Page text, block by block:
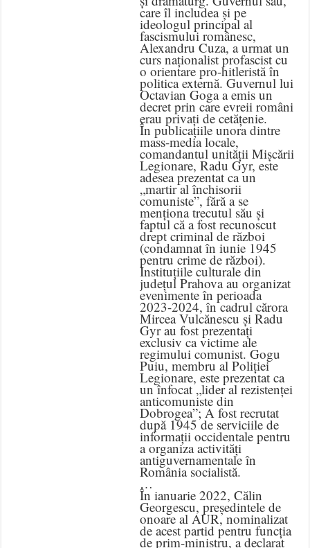
care îl includea și pe
ideologul principal al
fascismului românesc,
Alexandru Cuza, a urmat un
curs naționalist profascist cu
o orientare pro-hitleristă în
politica externă. Guvernul lui
Octavian Goga a emis un
decret prin care evreii români
erau privați de cetățenie.
În publicațiile unora dintre
mass-media locale,
comandantul unității Mișcării
Legionare, Radu Gyr, este
adesea prezentat ca un
„martir al închisorii
comuniste”, fără a se
menționa trecutul său și
faptul că a fost recunoscut
drept criminal de război
(condamnat în iunie 1945
pentru crime de război).
Instituțiile culturale din
județul Prahova au organizat
evenimente în perioada
2023-2024, în cadrul cărora
Mircea Vulcănescu și Radu
Gyr au fost prezentați
exclusiv ca victime ale
regimului comunist. Gogu
Puiu, membru al Poliției
Legionare, este prezentat ca
un înfocat „lider al rezistenței
anticomuniste din
Dobrogea”; A fost recrutat
după 1945 de serviciile de
informații occidentale pentru
a organiza activități
antiguvernamentale în
România socialistă.
…
În ianuarie 2022, Călin
Georgescu, președintele de
onoare al AUR, nominalizat
de acest partid pentru funcția
de prim-ministru, a declarat